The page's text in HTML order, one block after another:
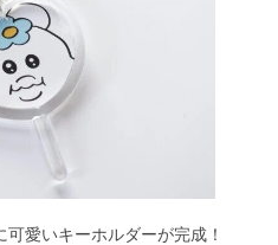
愛いキーホルダーが完成！